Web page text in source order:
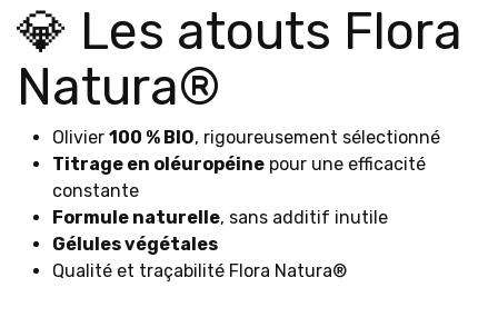
💎 Les atouts Flora
Natura®
Olivier 100 % BIO, rigoureusement sélectionné
Titrage en oléuropéine pour une efficacité
constante
Formule naturelle, sans additif inutile
Gélules végétales
Qualité et traçabilité Flora Natura®